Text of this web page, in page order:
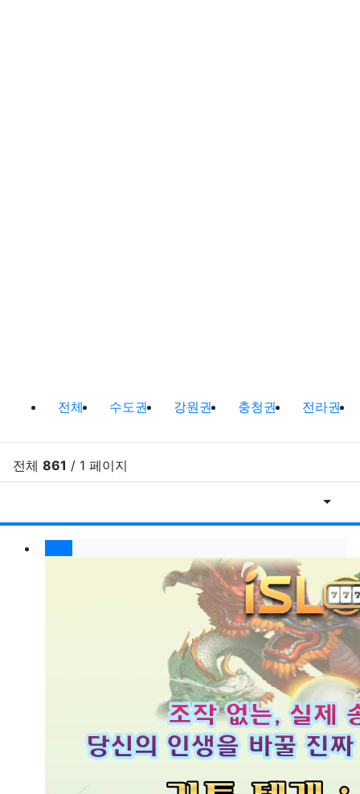
바다낚시,원투낚시,배낚시 포인트
전체 수도권 강원권 충청권 전라권
전체 861 / 1 페이지
게시